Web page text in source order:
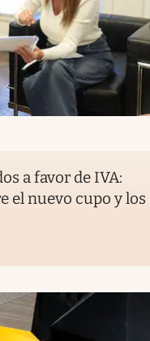
a favor de IVA:
el nuevo cupo y los